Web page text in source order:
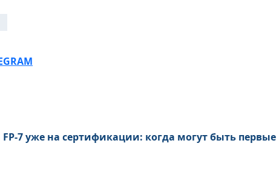
7 уже на сертификации: когда могут быть первые